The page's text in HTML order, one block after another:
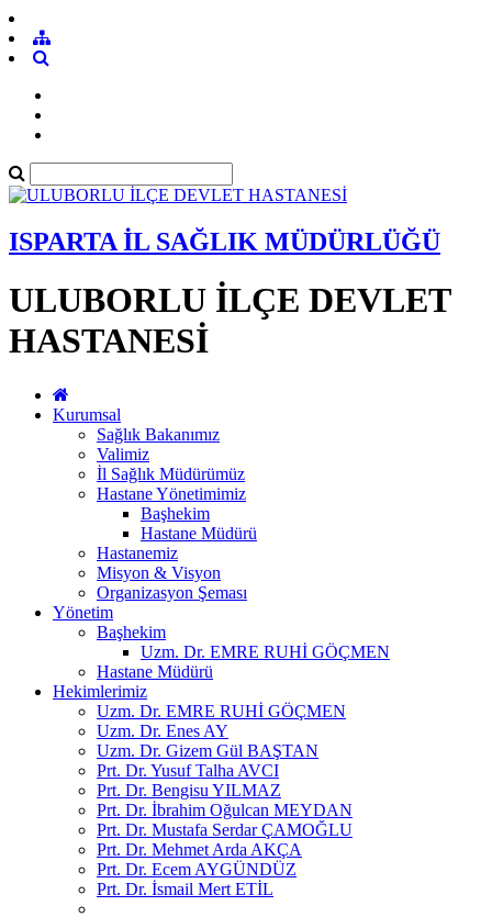
ISPARTA İL SAĞLIK MÜDÜRLÜĞÜ
ULUBORLU İLÇE DEVLET
HASTANESİ
Kurumsal
Sağlık Bakanımız
Valimiz
İl Sağlık Müdürümüz
Hastane Yönetimimiz
Başhekim
Hastane Müdürü
Hastanemiz
Misyon & Visyon
Organizasyon Şeması
Yönetim
Başhekim
Uzm. Dr. EMRE RUHİ GÖÇMEN
Hastane Müdürü
Hekimlerimiz
Uzm. Dr. EMRE RUHİ GÖÇMEN
Uzm. Dr. Enes AY
Uzm. Dr. Gizem Gül BAŞTAN
Prt. Dr. Yusuf Talha AVCI
Prt. Dr. Bengisu YILMAZ
Prt. Dr. İbrahim Oğulcan MEYDAN
Prt. Dr. Mustafa Serdar ÇAMOĞLU
Prt. Dr. Mehmet Arda AKÇA
Prt. Dr. Ecem AYGÜNDÜZ
Prt. Dr. İsmail Mert ETİL